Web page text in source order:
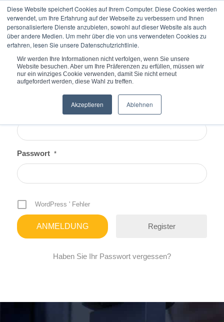
Diese Website speichert Cookies auf Ihrem Computer. Diese Cookies werden
verwendet, um Ihre Erfahrung auf der Webseite zu verbessern und Ihnen
personalisiertere Dienste anzubieten, sowohl auf dieser Website als auch
über andere Medien. Um mehr über die von uns verwendeten Cookies zu
erfahren, lesen Sie unsere Datenschutzrichtlinie.
Wir werden Ihre Informationen nicht verfolgen, wenn Sie unsere
Website besuchen. Aber um Ihre Präferenzen zu erfüllen, müssen wir
nur ein winziges Cookie verwenden, damit Sie nicht erneut
aufgefordert werden, diese Wahl zu treffen.
Akzeptieren Ablehnen
Du bist hier: Startseite / Anmeldung
Benutzername oder E-Mail
Passwort *
WordPress ' Fehler
Register
Haben Sie Ihr Passwort vergessen?